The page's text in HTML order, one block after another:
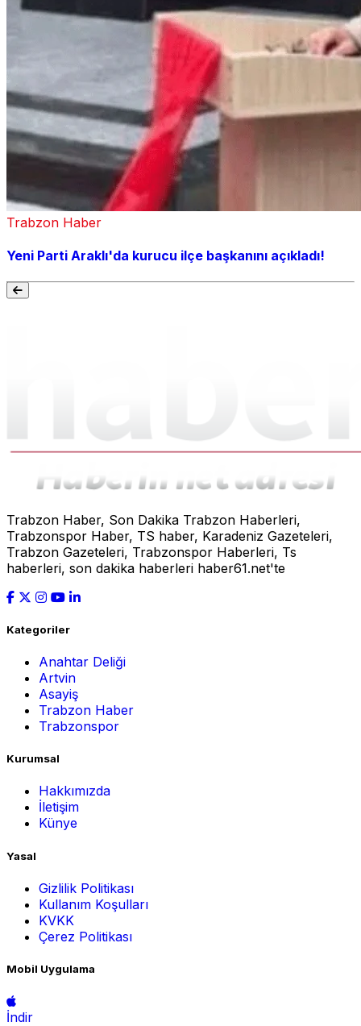
Trabzon Haber
Yeni Parti Araklı'da kurucu ilçe başkanını açıkladı!
Trabzon Haber, Son Dakika Trabzon Haberleri,
Trabzonspor Haber, TS haber, Karadeniz Gazeteleri,
Trabzon Gazeteleri, Trabzonspor Haberleri, Ts
haberleri, son dakika haberleri haber61.net'te
Kategoriler
Anahtar Deliği
Artvin
Asayiş
Trabzon Haber
Trabzonspor
Kurumsal
Hakkımızda
İletişim
Künye
Yasal
Gizlilik Politikası
Kullanım Koşulları
KVKK
Çerez Politikası
Mobil Uygulama
İndir